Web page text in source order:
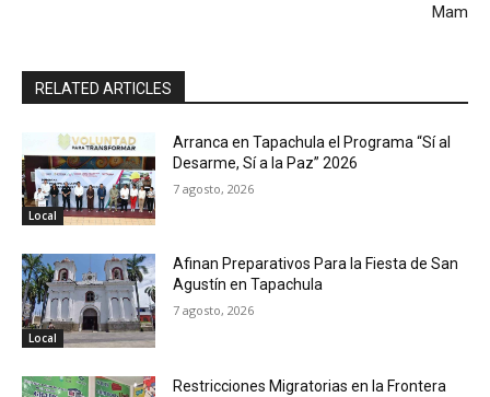
Mam
RELATED ARTICLES
Local
Arranca en Tapachula el Programa “Sí al
Desarme, Sí a la Paz” 2026
7 agosto, 2026
Local
Afinan Preparativos Para la Fiesta de San
Agustín en Tapachula
7 agosto, 2026
Restricciones Migratorias en la Frontera